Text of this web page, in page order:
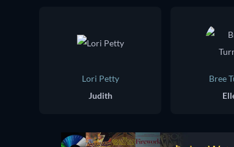
Lori Petty
Judith
Bree